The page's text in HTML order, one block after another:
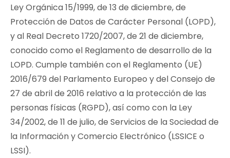
Ley Orgánica 15/1999, de 13 de diciembre, de
Protección de Datos de Carácter Personal (LOPD),
y al Real Decreto 1720/2007, de 21 de diciembre,
conocido como el Reglamento de desarrollo de la
LOPD. Cumple también con el Reglamento (UE)
2016/679 del Parlamento Europeo y del Consejo de
27 de abril de 2016 relativo a la protección de las
personas físicas (RGPD), así como con la Ley
34/2002, de 11 de julio, de Servicios de la Sociedad de
la Información y Comercio Electrónico (LSSICE o
LSSI).